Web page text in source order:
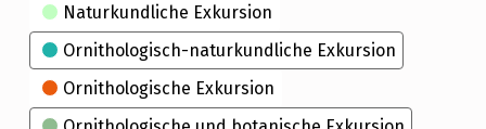
Naturkundliche Exkursion
Ornithologisch-naturkundliche Exkursion
Ornithologische Exkursion